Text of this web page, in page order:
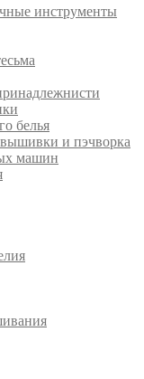
инструменты
белья
и пэчворка
машин